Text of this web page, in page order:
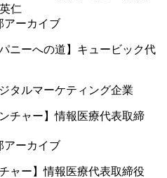
アーカイブ
ニーへの道】キュービック代
タルマーケティング企業
アーカイブ
ャー】情報医療代表取締役